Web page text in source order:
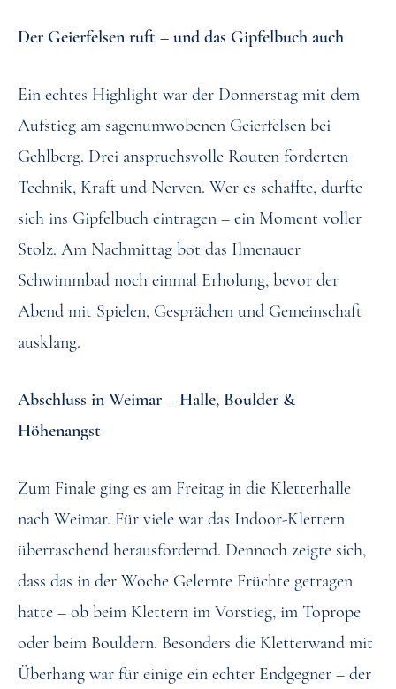
Der Geierfelsen ruft – und das Gipfelbuch auch
Ein echtes Highlight war der Donnerstag mit dem
Aufstieg am sagenumwobenen Geierfelsen bei
Gehlberg. Drei anspruchsvolle Routen forderten
Technik, Kraft und Nerven. Wer es schaffte, durfte
sich ins Gipfelbuch eintragen – ein Moment voller
Stolz. Am Nachmittag bot das Ilmenauer
Schwimmbad noch einmal Erholung, bevor der
Abend mit Spielen, Gesprächen und Gemeinschaft
ausklang.
Abschluss in Weimar – Halle, Boulder &
Höhenangst
Zum Finale ging es am Freitag in die Kletterhalle
nach Weimar. Für viele war das Indoor-Klettern
überraschend herausfordernd. Dennoch zeigte sich,
dass das in der Woche Gelernte Früchte getragen
hatte – ob beim Klettern im Vorstieg, im Toprope
oder beim Bouldern. Besonders die Kletterwand mit
Überhang war für einige ein echter Endgegner – der